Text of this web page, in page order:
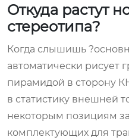
Откуда растут
стереотипа?
Когда слышишь
автоматически рисует
пирамидой в сторону
в статистику внешней
некоторым позициям
комплектующих для